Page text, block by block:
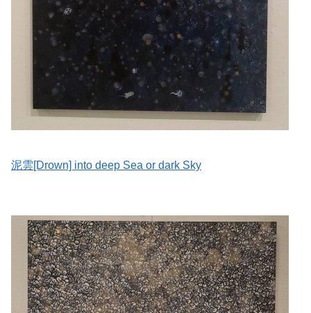
泥雲[Drown] into deep Sea or dark Sky